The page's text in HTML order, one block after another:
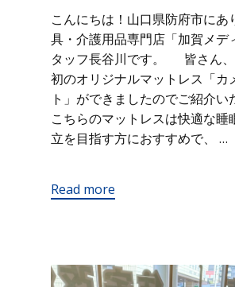
こんにちは！山口県防府市にあ
具・介護用品専門店「加賀メデ
タッフ長谷川です。 皆さん、
初のオリジナルマットレス「カ
ト」ができましたのでご紹介い
こちらのマットレスは快適な睡
立を目指す方におすすめで、 …
Read more